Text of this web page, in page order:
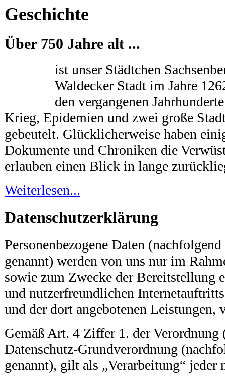
Geschichte
Über 750 Jahre alt ...
ist unser Städtchen
Waldecker Stadt im Jahre
den vergangenen
Krieg, Epidemien und zwei große
gebeutelt. Glücklicherweise haben
Dokumente und Chroniken die
erlauben einen Blick in lange
Weiterlesen...
Datenschutzerklärung
Personenbezogene Daten
genannt) werden von uns nur im
sowie zum Zwecke der Bereitstellung
und nutzerfreundlichen
und der dort angebotenen Leistungen,
Gemäß Art. 4 Ziffer 1. der
Datenschutz-Grundverordnung
genannt), gilt als „Verarbeitung“